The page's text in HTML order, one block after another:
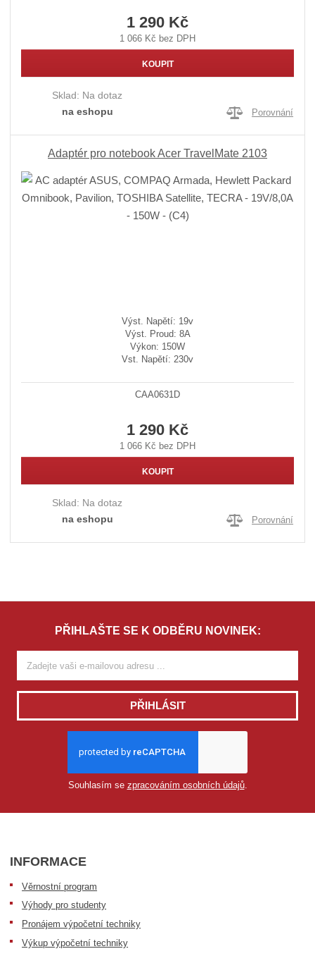
1 290 Kč
1 066 Kč bez DPH
KOUPIT
Sklad: Na dotaz
na eshopu
Porovnání
Adaptér pro notebook Acer TravelMate 2103
Výst. Napětí: 19v
Výst. Proud: 8A
Výkon: 150W
Vst. Napětí: 230v
CAA0631D
1 290 Kč
1 066 Kč bez DPH
KOUPIT
Sklad: Na dotaz
na eshopu
Porovnání
PŘIHLAŠTE SE K ODBĚRU NOVINEK:
PŘIHLÁSIT
Souhlasím se zpracováním osobních údajů.
INFORMACE
Věrnostní program
Výhody pro studenty
Pronájem výpočetní techniky
Výkup výpočetní techniky